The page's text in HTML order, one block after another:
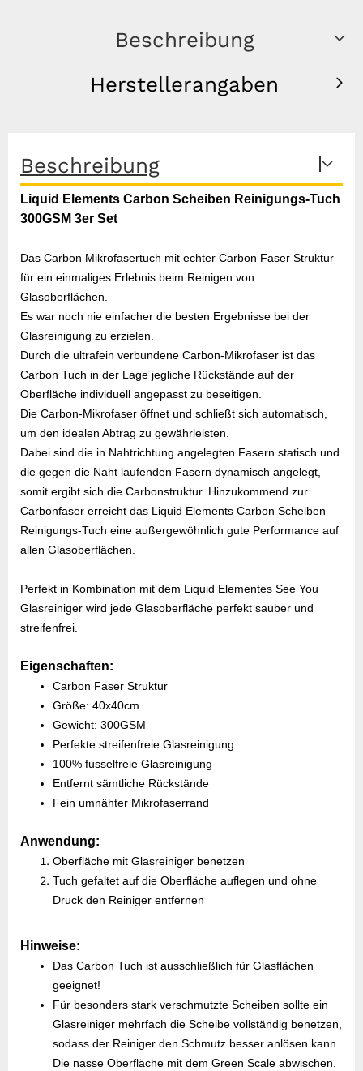
Beschreibung
Herstellerangaben
Beschreibung
Liquid Elements Carbon Scheiben Reinigungs-Tuch
300GSM 3er Set
Das Carbon Mikrofasertuch mit echter Carbon Faser Struktur
für ein einmaliges Erlebnis beim Reinigen von
Glasoberflächen.
Es war noch nie einfacher die besten Ergebnisse bei der
Glasreinigung zu erzielen.
Durch die ultrafein verbundene Carbon-Mikrofaser ist das
Carbon Tuch in der Lage jegliche Rückstände auf der
Oberfläche individuell angepasst zu beseitigen.
Die Carbon-Mikrofaser öffnet und schließt sich automatisch,
um den idealen Abtrag zu gewährleisten.
Dabei sind die in Nahtrichtung angelegten Fasern statisch und
die gegen die Naht laufenden Fasern dynamisch angelegt,
somit ergibt sich die Carbonstruktur. Hinzukommend zur
Carbonfaser erreicht das Liquid Elements Carbon Scheiben
Reinigungs-Tuch eine außergewöhnlich gute Performance auf
allen Glasoberflächen.
Perfekt in Kombination mit dem Liquid Elementes See You
Glasreiniger wird jede Glasoberfläche perfekt sauber und
streifenfrei.
Eigenschaften:
Carbon Faser Struktur
Größe: 40x40cm
Gewicht: 300GSM
Perfekte streifenfreie Glasreinigung
100% fusselfreie Glasreinigung
Entfernt sämtliche Rückstände
Fein umnähter Mikrofaserrand
Anwendung:
Oberfläche mit Glasreiniger benetzen
Tuch gefaltet auf die Oberfläche auflegen und ohne
Druck den Reiniger entfernen
Hinweise:
Das Carbon Tuch ist ausschließlich für Glasflächen
geeignet!
Für besonders stark verschmutzte Scheiben sollte ein
Glasreiniger mehrfach die Scheibe vollständig benetzen,
sodass der Reiniger den Schmutz besser anlösen kann.
Die nasse Oberfläche mit dem Green Scale abwischen.